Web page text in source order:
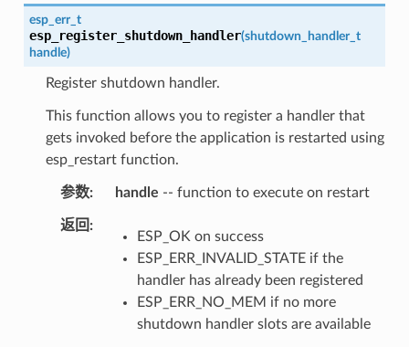
esp_err_t
esp_register_shutdown_handler(shutdown_handler_t
handle)
Register shutdown handler.
This function allows you to register a handler that
gets invoked before the application is restarted using
esp_restart function.
参数 handle -- function to execute on restart
返回
ESP_OK on success
ESP_ERR_INVALID_STATE if the
handler has already been registered
ESP_ERR_NO_MEM if no more
shutdown handler slots are available